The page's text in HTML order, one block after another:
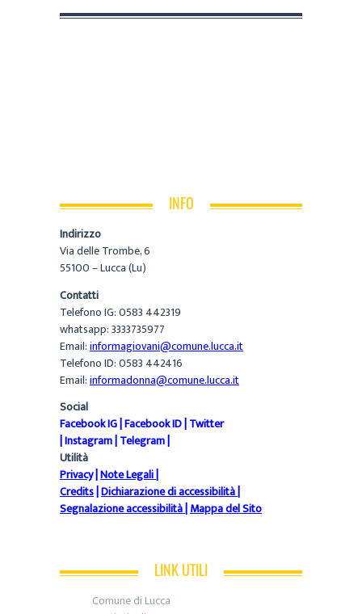
INFO
Indirizzo
Via delle Trombe, 6
55100 – Lucca (Lu)
Contatti
Telefono IG: 0583 442319
whatsapp: 3333735977
Email:informagiovani@comune.lucca.it
Telefono ID: 0583 442416
Email:informadonna@comune.lucca.it
Social
Facebook IG|Facebook ID|Twitter
|Instagram|Telegram|
Utilità
Privacy|Note Legali|
Credits|Dichiarazione di accessibilità|
Segnalazione accessibilità|Mappa del Sito
LINK UTILI
Comune di Lucca